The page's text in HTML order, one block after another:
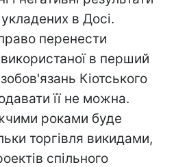
в Досі.
перенести
в перший
Кіотського
її не можна.
роками буде
торгівля викидами,
спільного